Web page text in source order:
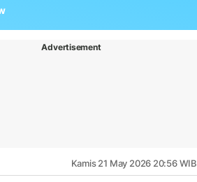
Advertisement
Kamis 21 May 2026 20:56 WIB